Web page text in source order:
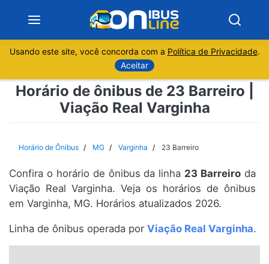
Sobre
Rio de Janeiro
Usando este site, você concorda com a Política de Privacidade.
Aceitar
Horário de ônibus de 23 Barreiro |
Viação Real Varginha
Horário de Ônibus MG Varginha 23 Barreiro
Confira o horário de ônibus da linha 23 Barreiro da
Viação Real Varginha. Veja os horários de ônibus
em Varginha, MG. Horários atualizados 2026.
Linha de ônibus operada por Viação Real Varginha.